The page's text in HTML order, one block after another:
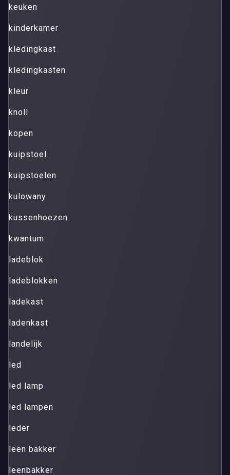
keuken
kinderkamer
kledingkast
kledingkasten
kleur
knoll
kopen
kuipstoel
kuipstoelen
kulowany
kussenhoezen
kwantum
ladeblok
ladeblokken
ladekast
ladenkast
landelijk
led
led lamp
led lampen
leder
leen bakker
leenbakker